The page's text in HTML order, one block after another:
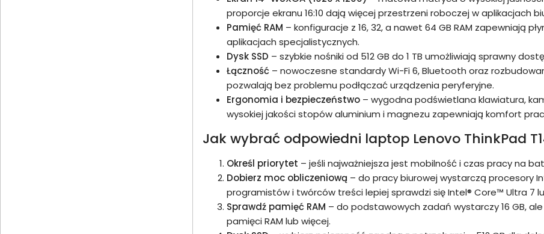
proporcje ekranu 16:10 dają więcej przestrzeni roboczej w aplikacjach
Pamięć RAM – konfiguracje z 16, 32, a nawet 64 GB RAM zapewniają
aplikacjach specjalistycznych.
Dysk SSD – szybkie nośniki od 512 GB do 1 TB umożliwiają sprawny
Łączność – nowoczesne standardy Wi-Fi 6, Bluetooth oraz
pozwalają bez problemu podłączać urządzenia peryferyjne.
Ergonomia i bezpieczeństwo – wygodna podświetlana klawiatura,
wysokiej jakości stopów aluminium i magnezu zapewniają komfort
Jak wybrać odpowiedni laptop Lenovo ThinkPad
Określ priorytet – jeśli najważniejsza jest mobilność i czas pracy na
Dobierz moc obliczeniową – do pracy biurowej wystarczą procesory
programistów i twórców treści lepiej sprawdzi się Intel® Core™ Ultra 7
Sprawdź pamięć RAM – do podstawowych zadań wystarczy 16 GB,
pamięci RAM lub więcej.